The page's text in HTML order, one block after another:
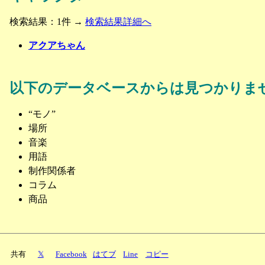
検索結果：1件 → 検索結果詳細へ
アクアちゃん
以下のデータベースからは見つかりま
“モノ”
場所
音楽
用語
制作関係者
コラム
商品
共有 𝕏 Facebook はてブ Line コピー